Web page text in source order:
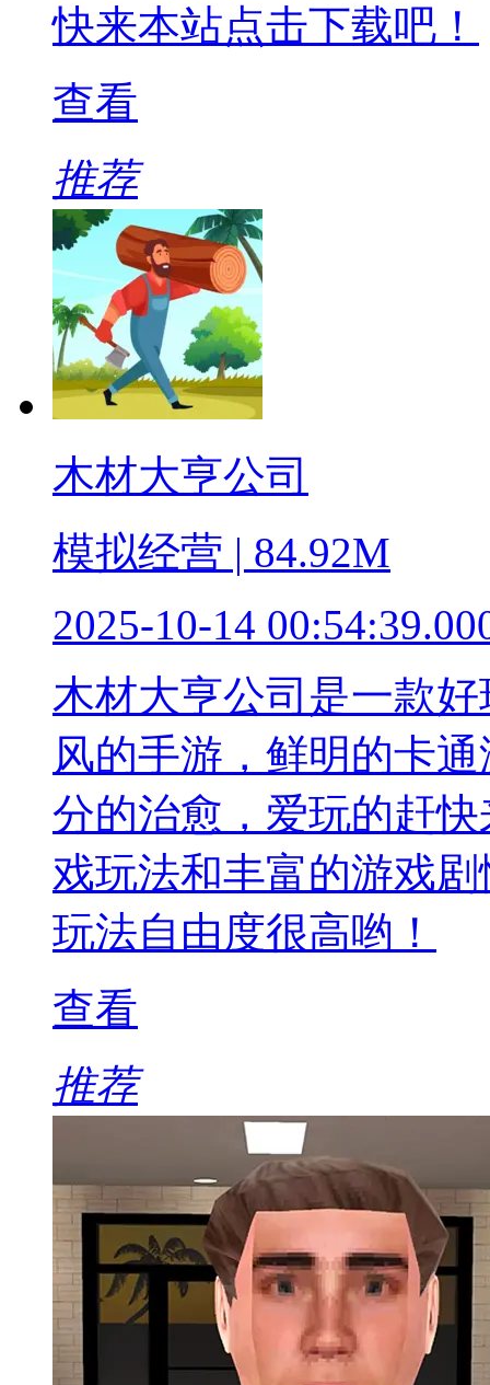
快来本站点击下载吧！
查看
推荐
木材大亨公司
模拟经营 | 84.92M
2025-10-14
木材大亨公司是一款
风的手游，鲜明的卡
分的治愈，爱玩的赶
戏玩法和丰富的游戏
玩法自由度很高哟！
查看
推荐